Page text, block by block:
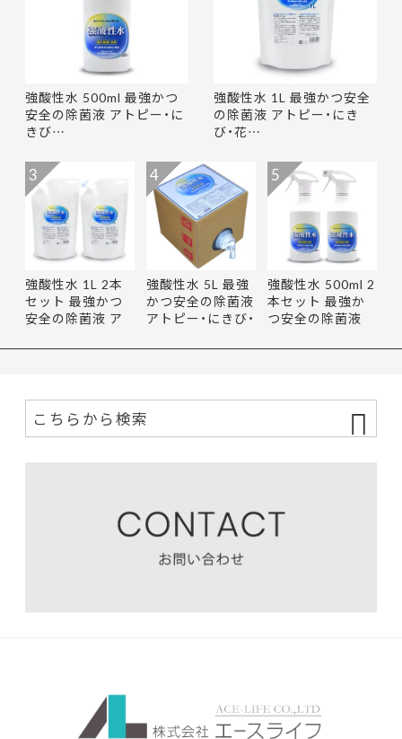
強酸性水 500ml 最強かつ
安全の除菌液 アトピー・に
きび…
強酸性水 1L 最強かつ安全
の除菌液 アトピー・にき
び・花…
強酸性水 1L 2本
セット 最強かつ
安全の除菌液 ア
3
強酸性水 5L 最強
かつ安全の除菌液
アトピー・にきび・
4
強酸性水 500ml 2
本セット 最強か
つ安全の除菌液
5